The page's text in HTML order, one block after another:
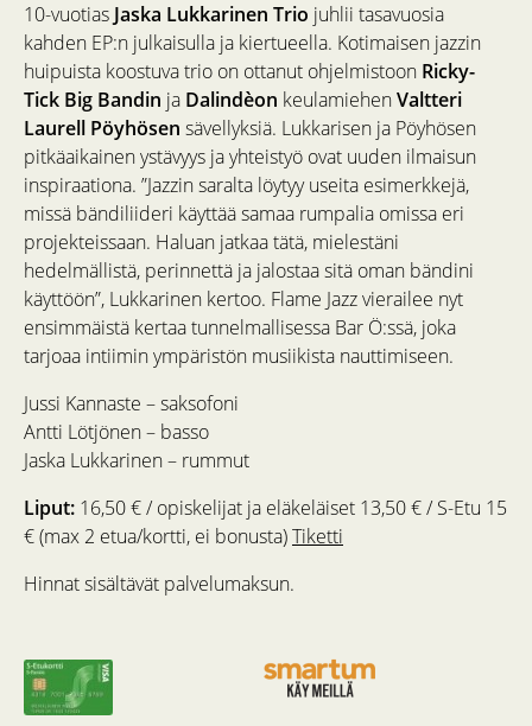
10-vuotias Jaska Lukkarinen Trio juhlii tasavuosia
kahden EP:n julkaisulla ja kiertueella. Kotimaisen jazzin
huipuista koostuva trio on ottanut ohjelmistoon Ricky-
Tick Big Bandin ja Dalindèon keulamiehenValtteri
Laurell Pöyhösen sävellyksiä. Lukkarisen ja Pöyhösen
pitkäaikainen ystävyys ja yhteistyö ovat uuden ilmaisun
inspiraationa. ”Jazzin saralta löytyy useita esimerkkejä,
missä bändiliideri käyttää samaa rumpalia omissa eri
projekteissaan. Haluan jatkaa tätä, mielestäni
hedelmällistä, perinnettä ja jalostaa sitä oman bändini
käyttöön”, Lukkarinen kertoo. Flame Jazz vierailee nyt
ensimmäistä kertaa tunnelmallisessa Bar Ö:ssä, joka
tarjoaa intiimin ympäristön musiikista nauttimiseen.
Jussi Kannaste – saksofoni
Antti Lötjönen – basso
Jaska Lukkarinen – rummut
Liput: 16,50 € / opiskelijat ja eläkeläiset 13,50 € / S-Etu 15
€ (max 2 etua/kortti, ei bonusta)Tiketti
Hinnat sisältävät palvelumaksun.